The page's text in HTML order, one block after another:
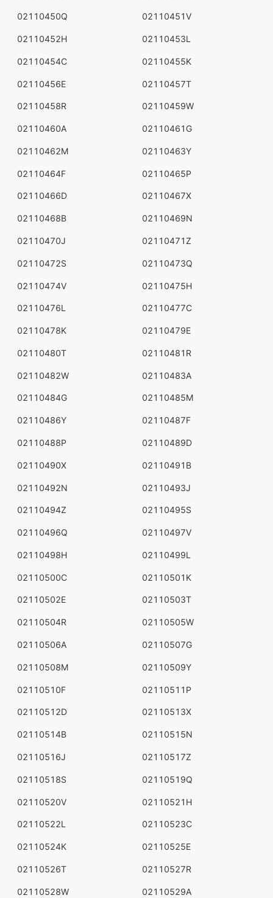
02110450Q 02110451V
02110452H 02110453L
02110454C 02110455K
02110456E 02110457T
02110458R 02110459W
02110460A 02110461G
02110462M 02110463Y
02110464F 02110465P
02110466D 02110467X
02110468B 02110469N
02110470J 02110471Z
02110472S 02110473Q
02110474V 02110475H
02110476L 02110477C
02110478K 02110479E
02110480T 02110481R
02110482W 02110483A
02110484G 02110485M
02110486Y 02110487F
02110488P 02110489D
02110490X 02110491B
02110492N 02110493J
02110494Z 02110495S
02110496Q 02110497V
02110498H 02110499L
02110500C 02110501K
02110502E 02110503T
02110504R 02110505W
02110506A 02110507G
02110508M 02110509Y
02110510F 02110511P
02110512D 02110513X
02110514B 02110515N
02110516J 02110517Z
02110518S 02110519Q
02110520V 02110521H
02110522L 02110523C
02110524K 02110525E
02110526T 02110527R
02110528W 02110529A